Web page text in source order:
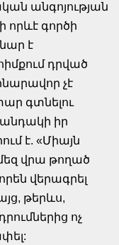
անգոյության
որևէ գործի
է
դրված
չէ
գտնելու
իր
է. «Միայն
վրա թողած
վերագրել
թերևս,
ոչ